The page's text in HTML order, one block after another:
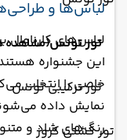
تور تونس(مشاهده
تور ترکیبی تونس
تور کشتی کروز
لباس‌ها و
لباس‌های کارناوال
این جشنواره
خاصی را انتخاب
نمایش داده
رنگ‌های شاد و